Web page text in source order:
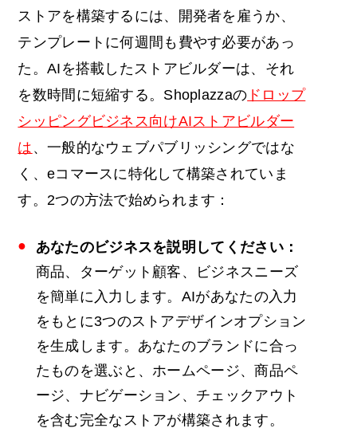
ストアを構築するには、開発者を雇うか、
テンプレートに何週間も費やす必要があっ
た。AIを搭載したストアビルダーは、それ
を数時間に短縮する。Shoplazzaの ドロップ
シッピングビジネス向けAIストアビルダー
は 、一般的なウェブパブリッシングではな
く、eコマースに特化して構築されていま
す。2つの方法で始められます：
あなたのビジネスを説明してください：
商品、ターゲット顧客、ビジネスニーズ
を簡単に入力します。AIがあなたの入力
をもとに3つのストアデザインオプション
を生成します。あなたのブランドに合っ
たものを選ぶと、ホームページ、商品ペ
ージ、ナビゲーション、チェックアウト
を含む完全なストアが構築されます。